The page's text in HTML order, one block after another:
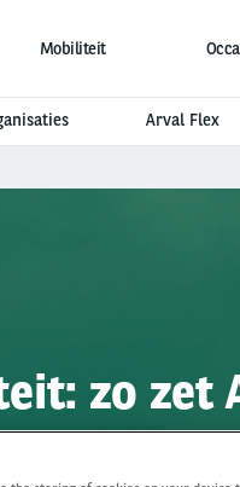
Mobiliteit
Arval Flex
zo zet